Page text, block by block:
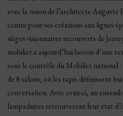
avec la vision de l’architecte Auguste
connu pour ses créations aux lignes
sièges visionnaires recouverts de
mobilier a aujourd’hui besoin d’une
sous le contrôle du Mobilier national :
de 8 salons, où les tapis définissent
conversation. Avec ceux-ci, un
lampadaires retrouveront leur état